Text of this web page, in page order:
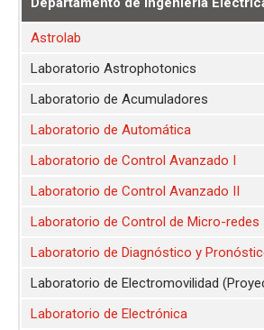
Astrolab
Laboratorio Astrophotonics
Laboratorio de Acumuladores
Laboratorio de Automática
Laboratorio de Control Avanzado I
Laboratorio de Control Avanzado II
Laboratorio de Control de Micro-redes
Laboratorio de Diagnóstico y
Laboratorio de Electromovilidad
Laboratorio de Electrónica